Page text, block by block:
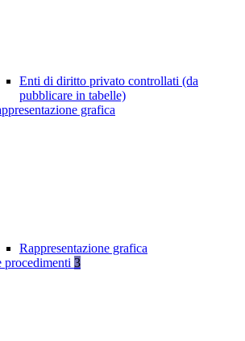
Enti di diritto privato controllati (da
pubblicare in tabelle)
grafica
Rappresentazione grafica
procedimenti 3